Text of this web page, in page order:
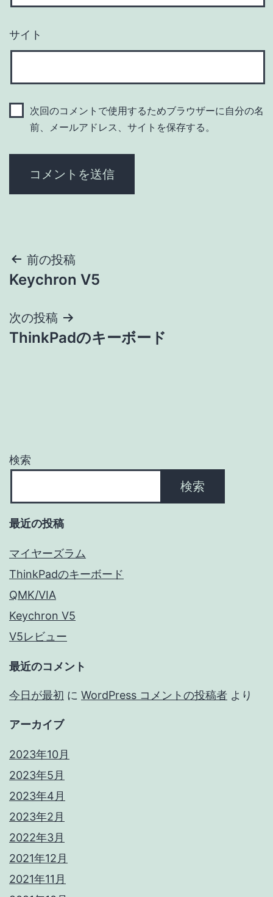
サイト
次回のコメントで使用するためブラウザーに自分の名
前、メールアドレス、サイトを保存する。
投
稿
ナ
ビ
ョ
前の投稿
Keychron V5
次の投稿
ThinkPadのキーボード
検索
検索
最近の投稿
マイヤーズラム
ThinkPadのキーボード
QMK/VIA
Keychron V5
V5レビュー
最近のコメント
今日が最初 に WordPress コメントの投稿者 より
アーカイブ
2023年10月
2023年5月
2023年4月
2023年2月
2022年3月
2021年12月
2021年11月